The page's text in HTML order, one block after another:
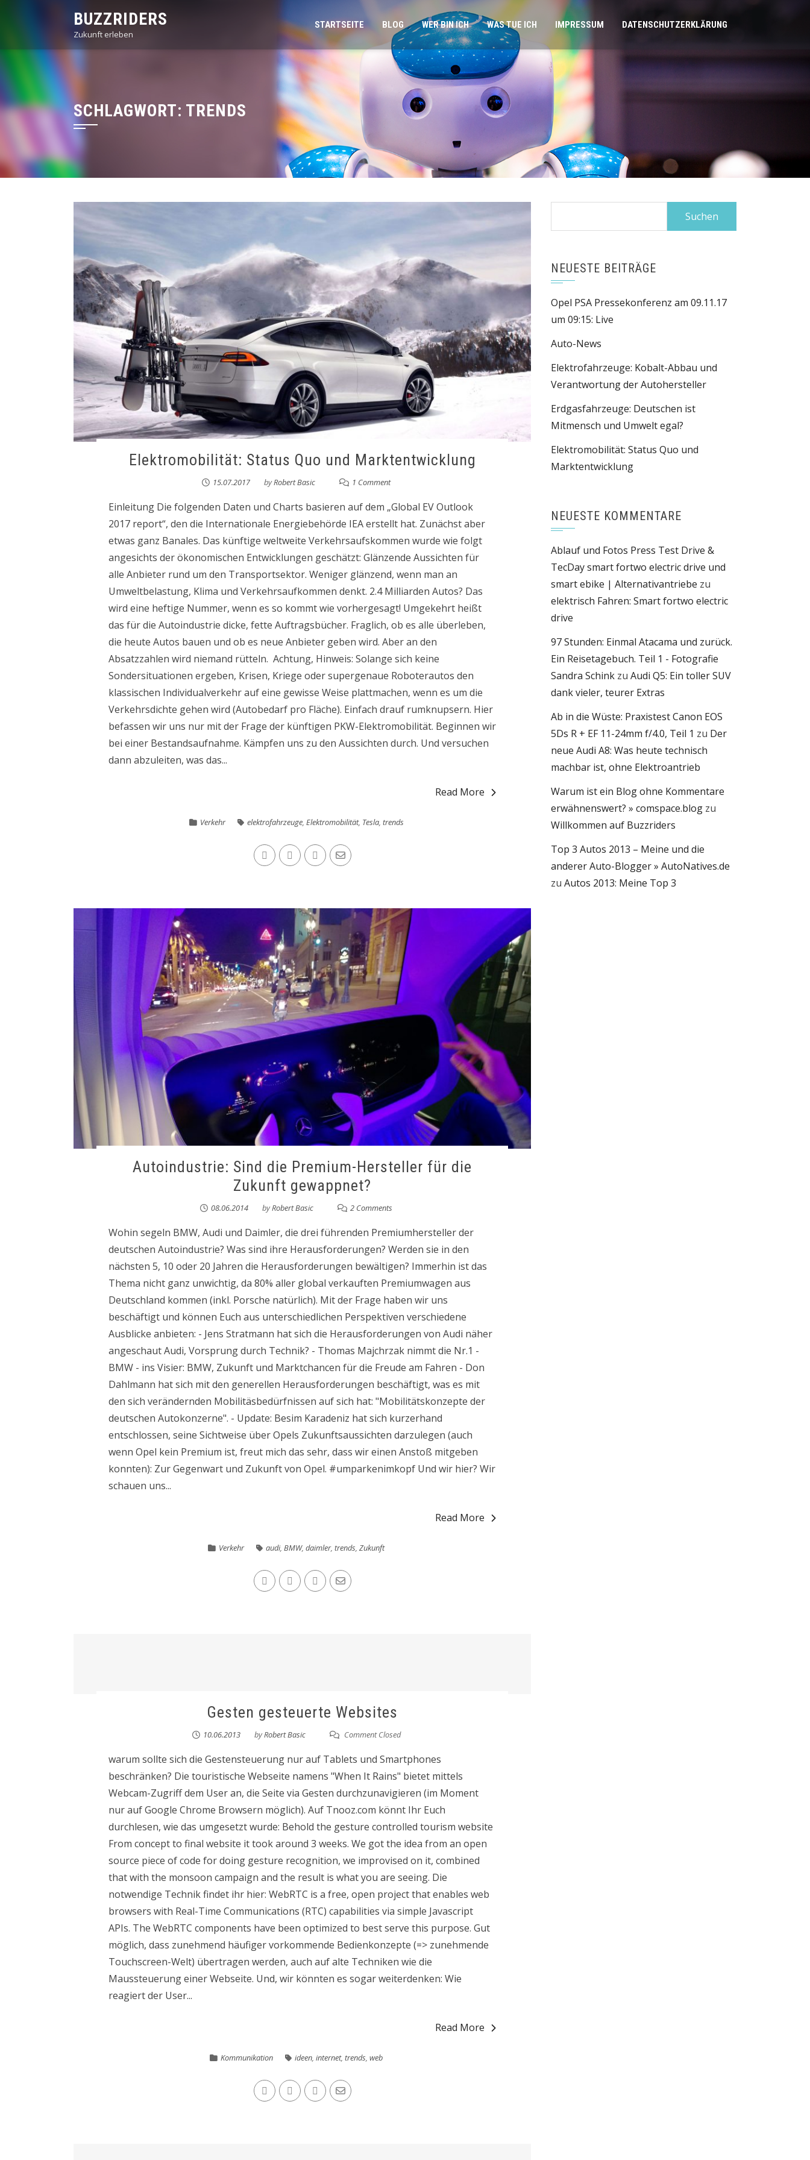
BUZZRIDERS
Zukunft erleben
STARTSEITE BLOG WER BIN ICH WAS TUE ICH IMPRESSUM DATENSCHUTZERKLÄRUNG
SCHLAGWORT: TRENDS
Elektromobilität: Status Quo und Marktentwicklung
15.07.2017 byRobert Basic 1 Comment
Einleitung Die folgenden Daten und Charts basieren auf dem „Global EV Outlook
2017 report“, den die Internationale Energiebehörde IEA erstellt hat. Zunächst aber
etwas ganz Banales. Das künftige weltweite Verkehrsaufskommen wurde wie folgt
angesichts der ökonomischen Entwicklungen geschätzt: Glänzende Aussichten für
alle Anbieter rund um den Transportsektor. Weniger glänzend, wenn man an
Umweltbelastung, Klima und Verkehrsaufkommen denkt. 2.4 Milliarden Autos? Das
wird eine heftige Nummer, wenn es so kommt wie vorhergesagt! Umgekehrt heißt
das für die Autoindustrie dicke, fette Auftragsbücher. Fraglich, ob es alle überleben,
die heute Autos bauen und ob es neue Anbieter geben wird. Aber an den
Absatzzahlen wird niemand rütteln. Achtung, Hinweis: Solange sich keine
Sondersituationen ergeben, Krisen, Kriege oder supergenaue Roboterautos den
klassischen Individualverkehr auf eine gewisse Weise plattmachen, wenn es um die
Verkehrsdichte gehen wird (Autobedarf pro Fläche). Einfach drauf rumknupsern. Hier
befassen wir uns nur mit der Frage der künftigen PKW-Elektromobilität. Beginnen wir
bei einer Bestandsaufnahme. Kämpfen uns zu den Aussichten durch. Und versuchen
dann abzuleiten, was das...
Read More
Verkehr elektrofahrzeuge, Elektromobilität, Tesla, trends
Autoindustrie: Sind die Premium-Hersteller für die
Zukunft gewappnet?
08.06.2014 byRobert Basic 2 Comments
Wohin segeln BMW, Audi und Daimler, die drei führenden Premiumhersteller der
deutschen Autoindustrie? Was sind ihre Herausforderungen? Werden sie in den
nächsten 5, 10 oder 20 Jahren die Herausforderungen bewältigen? Immerhin ist das
Thema nicht ganz unwichtig, da 80% aller global verkauften Premiumwagen aus
Deutschland kommen (inkl. Porsche natürlich). Mit der Frage haben wir uns
beschäftigt und können Euch aus unterschiedlichen Perspektiven verschiedene
Ausblicke anbieten: - Jens Stratmann hat sich die Herausforderungen von Audi näher
angeschaut Audi, Vorsprung durch Technik? - Thomas Majchrzak nimmt die Nr.1 -
BMW - ins Visier: BMW, Zukunft und Marktchancen für die Freude am Fahren - Don
Dahlmann hat sich mit den generellen Herausforderungen beschäftigt, was es mit
den sich verändernden Mobilitäsbedürfnissen auf sich hat: "Mobilitätskonzepte der
deutschen Autokonzerne". - Update: Besim Karadeniz hat sich kurzerhand
entschlossen, seine Sichtweise über Opels Zukunftsaussichten darzulegen (auch
wenn Opel kein Premium ist, freut mich das sehr, dass wir einen Anstoß mitgeben
konnten): Zur Gegenwart und Zukunft von Opel. #umparkenimkopf Und wir hier? Wir
schauen uns...
Read More
Verkehr audi, BMW, daimler, trends, Zukunft
Gesten gesteuerte Websites
10.06.2013 byRobert Basic Comment Closed
warum sollte sich die Gestensteuerung nur auf Tablets und Smartphones
beschränken? Die touristische Webseite namens "When It Rains" bietet mittels
Webcam-Zugriff dem User an, die Seite via Gesten durchzunavigieren (im Moment
nur auf Google Chrome Browsern möglich). Auf Tnooz.com könnt Ihr Euch
durchlesen, wie das umgesetzt wurde: Behold the gesture controlled tourism website
From concept to final website it took around 3 weeks. We got the idea from an open
source piece of code for doing gesture recognition, we improvised on it, combined
that with the monsoon campaign and the result is what you are seeing. Die
notwendige Technik findet ihr hier: WebRTC is a free, open project that enables web
browsers with Real-Time Communications (RTC) capabilities via simple Javascript
APIs. The WebRTC components have been optimized to best serve this purpose. Gut
möglich, dass zunehmend häufiger vorkommende Bedienkonzepte (=> zunehmende
Touchscreen-Welt) übertragen werden, auch auf alte Techniken wie die
Maussteuerung einer Webseite. Und, wir könnten es sogar weiterdenken: Wie
reagiert der User...
Read More
Kommunikation ideen, internet, trends, web
NEUESTE BEITRÄGE
Opel PSA Pressekonferenz am 09.11.17
um 09:15: Live
Auto-News
Elektrofahrzeuge: Kobalt-Abbau und
Verantwortung der Autohersteller
Erdgasfahrzeuge: Deutschen ist
Mitmensch und Umwelt egal?
Elektromobilität: Status Quo und
Marktentwicklung
NEUESTE KOMMENTARE
Ablauf und Fotos Press Test Drive &
TecDay smart fortwo electric drive und
smart ebike | Alternativantriebe zu
elektrisch Fahren: Smart fortwo electric
drive
97 Stunden: Einmal Atacama und zurück.
Ein Reisetagebuch. Teil 1 - Fotografie
Sandra Schink zu Audi Q5: Ein toller SUV
dank vieler, teurer Extras
Ab in die Wüste: Praxistest Canon EOS
5Ds R + EF 11-24mm f/4.0, Teil 1 zu Der
neue Audi A8: Was heute technisch
machbar ist, ohne Elektroantrieb
Warum ist ein Blog ohne Kommentare
erwähnenswert? » comspace.blog zu
Willkommen auf Buzzriders
Top 3 Autos 2013 – Meine und die
anderer Auto-Blogger » AutoNatives.de
zu Autos 2013: Meine Top 3